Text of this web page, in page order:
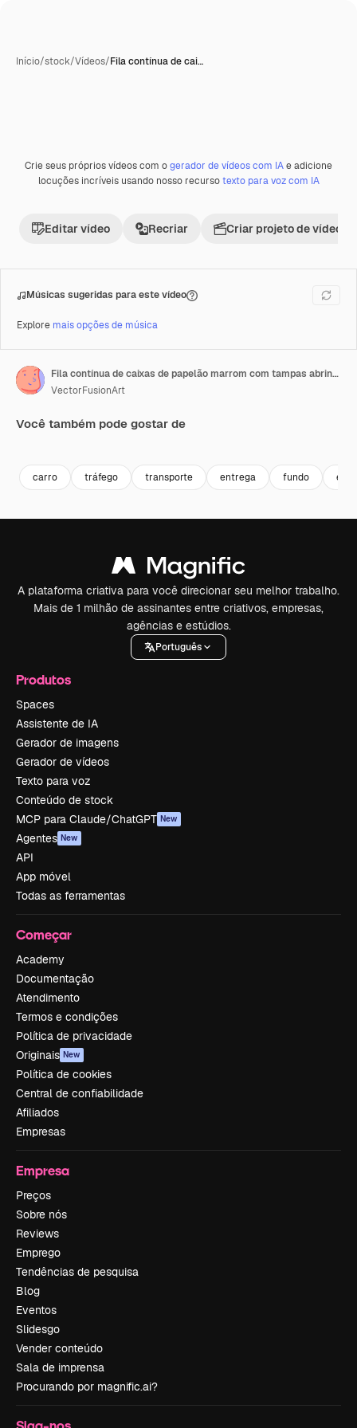
Início/stock/Vídeos/Fila contínua de cai…
PremiumGerada com IA
Crie seus próprios vídeos com ogerador de vídeos com IAe adicione
locuções incríveis usando nosso recursotexto para voz com IA
Editar vídeo Recriar Criar projeto de vídeo
Músicas sugeridas para este vídeo
Explore mais opções de música
Fila contínua de caixas de papelão marrom com tampas abrindo em fundo branco
VectorFusionArt
Você também pode gostar de
carro tráfego transporte entrega fundo
A plataforma criativa para você direcionar seu melhor trabalho.
Mais de 1 milhão de assinantes entre criativos, empresas,
agências e estúdios.
Português
Produtos
Spaces
Assistente de IA
Gerador de imagens
Gerador de vídeos
Texto para voz
Conteúdo de stock
MCP para Claude/ChatGPT New
Agentes New
API
App móvel
Todas as ferramentas
Começar
Academy
Documentação
Atendimento
Termos e condições
Política de privacidade
Originais New
Política de cookies
Central de confiabilidade
Afiliados
Empresas
Empresa
Preços
Sobre nós
Reviews
Emprego
Tendências de pesquisa
Blog
Eventos
Slidesgo
Vender conteúdo
Sala de imprensa
Procurando por magnific.ai?